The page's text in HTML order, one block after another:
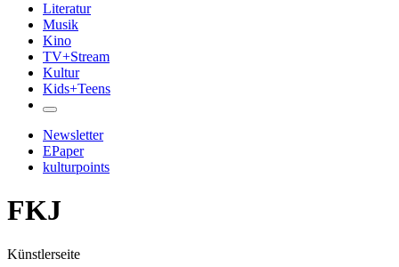
Literatur
Musik
Kino
TV+Stream
Kultur
Kids+Teens
Newsletter
EPaper
kulturpoints
FKJ
Künstlerseite